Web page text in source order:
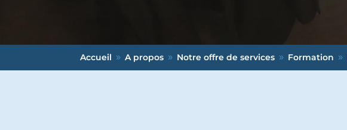
Accueil 9 A propos 9 Notre offre de services 9 Formation 9